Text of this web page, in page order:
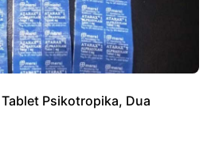
Psikotropika, Dua